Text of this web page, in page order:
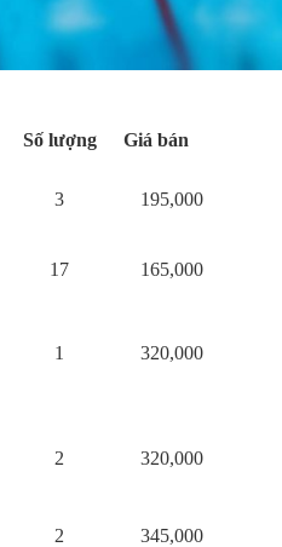
Số lượng Giá bán
3 195,000
17 165,000
1 320,000
2 320,000
2
345,000